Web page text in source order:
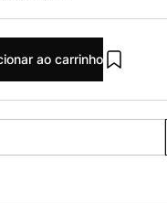
ao carrinho